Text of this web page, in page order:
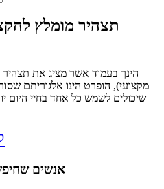
תצהיר מומלץ
הינך בעמוד אשר מציג את
מקצועי), הופרט הינו אלגוריתם
שיכולים לשמש כל אחד בחיי היום
אנשים